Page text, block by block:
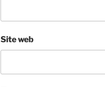
Site web